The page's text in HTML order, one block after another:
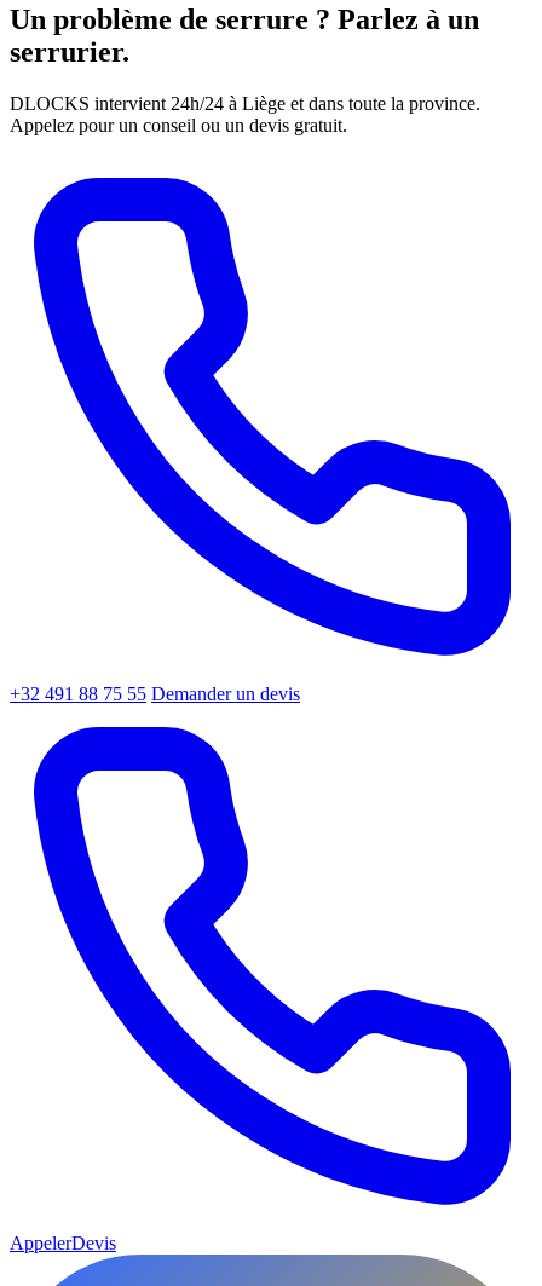
Un problème de serrure ? Parlez à un
serrurier.
DLOCKS intervient 24h/24 à Liège et dans toute la province.
Appelez pour un conseil ou un devis gratuit.
+32 491 88 75 55 Demander un devis
AppelerDevis